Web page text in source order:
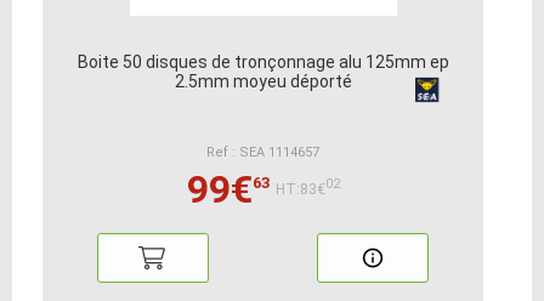
Boite 50 disques de tronçonnage alu 125mm ep
2.5mm moyeu déporté
Ref : SEA 1114657
99€63 HT:83€02